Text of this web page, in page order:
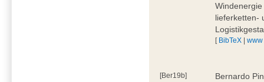
lieferketten-
[ BibTeX |www
[Ber19b]
Bernardo